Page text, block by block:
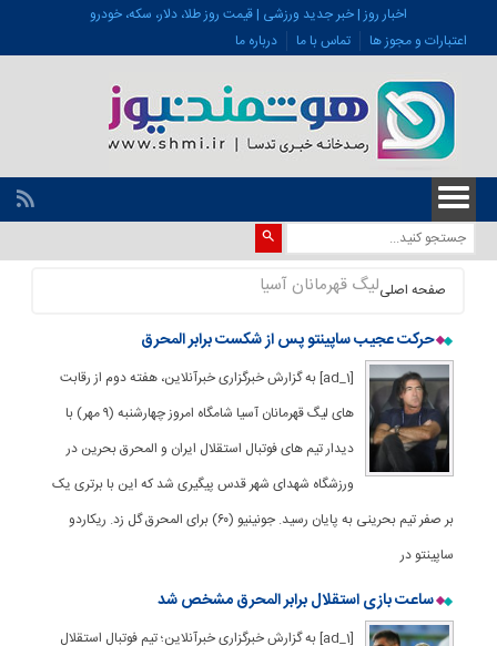
اخبار روز | خبر جدید ورزشی | قیمت روز طلا، دلار، سکه، خودرو
اعتبارات و مجوز ها
تماس با ما درباره ما
صفحه اصلیلیگ قهرمانان آسیا
حرکت عجیب ساپینتو پس از شکست برابر المحرق
[ad_1] به گزارش خبرگزاری خبرآنلاین، هفته دوم از رقابت
های لیگ قهرمانان آسیا شامگاه امروز چهارشنبه (۹ مهر) با
دیدار تیم های فوتبال استقلال ایران و المحرق بحرین در
ورزشگاه شهدای شهر قدس پیگیری شد که این با برتری یک
بر صفر تیم بحرینی به پایان رسید. جونینیو (۶۰) برای المحرق گل زد. ریکاردو
ساپینتو در
ساعت بازی استقلال برابر المحرق مشخص شد
[ad_1] به گزارش خبرگزاری خبرآنلاین؛ تیم فوتبال استقلال